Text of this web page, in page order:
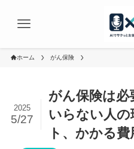
ホーム がん保険
がん保険は必
いらない人
ト、かかる
2025
5/27